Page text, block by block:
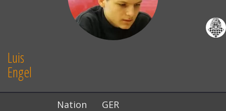
Luis
Engel
Nation
GER